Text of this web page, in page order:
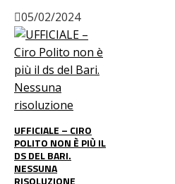
05/02/2024
UFFICIALE – CIRO
POLITO NON È PIÙ IL
DS DEL BARI.
NESSUNA
RISOLUZIONE